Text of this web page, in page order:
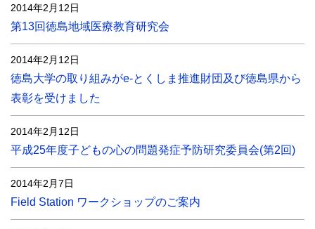
2014年2月12日
第13回徳島地域医療教育研究会
2014年2月12日
徳島大学の取り組みがe-とくしま推進財団及び徳島県から
表彰を受けました
2014年2月12日
平成25年度子どもの心の問題発症予防研究委員会(第2回)
2014年2月7日
Field Station ワークショップのご案内